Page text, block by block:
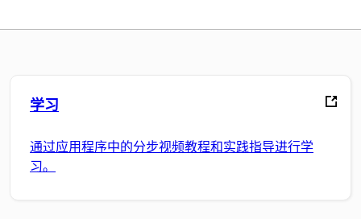
学习
通过应用程序中的分步视频教程和实践指导进行学
习。